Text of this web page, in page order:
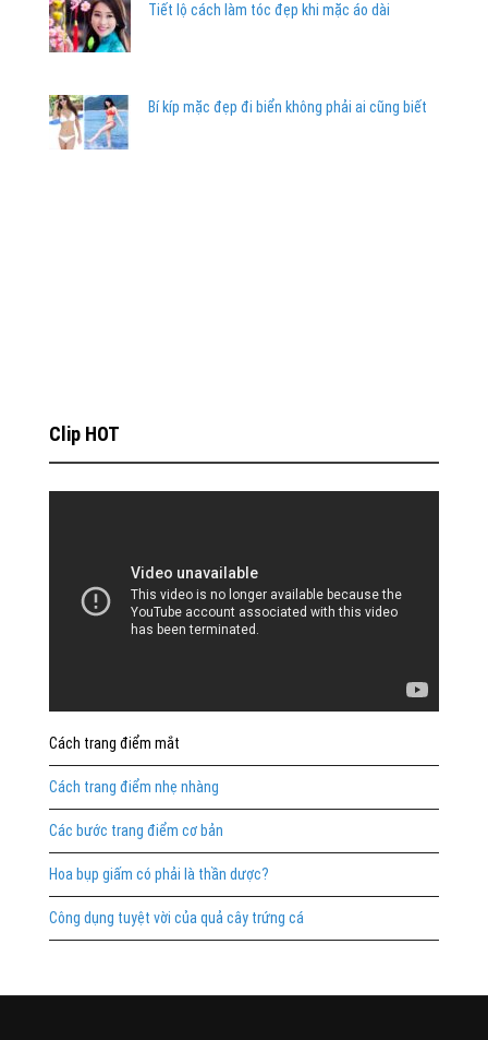
Tiết lộ cách làm tóc đẹp khi mặc áo dài
Bí kíp mặc đẹp đi biển không phải ai cũng biết
Clip HOT
Cách trang điểm mắt
Cách trang điểm nhẹ nhàng
Các bước trang điểm cơ bản
Hoa bụp giấm có phải là thần dược?
Công dụng tuyệt vời của quả cây trứng cá